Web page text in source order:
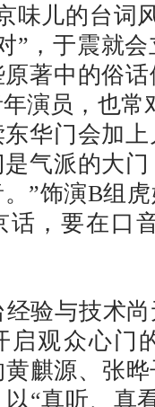
味儿的台词
”，于震就
著中的俗
演员，也常
华门会加
气派的大
”饰演B组
话，要在口
经验与技术
启观众心门
麒源、张
“真听、真